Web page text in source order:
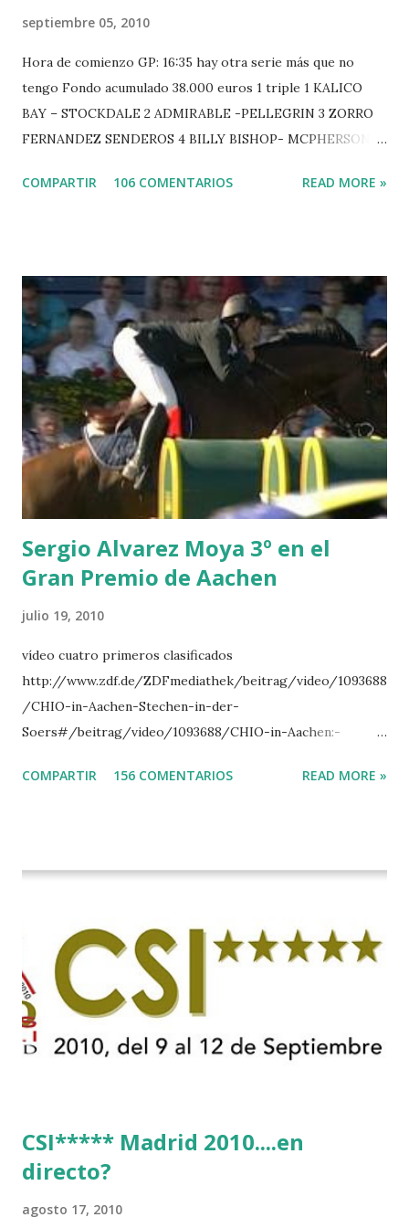
septiembre 05, 2010
Hora de comienzo GP: 16:35 hay otra serie más que no
tengo Fondo acumulado 38.000 euros 1 triple 1 KALICO
BAY – STOCKDALE 2 ADMIRABLE -PELLEGRIN 3 ZORRO
FERNANDEZ SENDEROS 4 BILLY BISHOP- MCPHERSON 5
-EPAILLARD 7 GIG AMAI M WHITAKER 8 SILVANA DU
POWER - MILLAR 5 ARMANIE -VOORN 6 QUERLYBET
HERO -LEJAUNE 7 MO CHROI - O’BRIEN 8 CARMENA Z -
BREEN 9 JALLA DE GAVIERE -RAMZY AL DUHAMI 10
NOVEL -PHILIPPAERTS 3 triple 1 LATE NIGHT -LEVY 2 K
CLUB LADY -O’CONNOR 3 QUICK STUDY - HOUGH 4
LORENZO -AHLMANN 5 L’ESPOIR -GULLIKSEN 6
TOPINAMBOUR -LEPREVOST 7 WISCONSIN 111 -MOYA 8
INTERTOY Z - BRASH 9 HERALD –CORDON 10 SELDANA
DI CAMPALTO -SHARBATLY Vuelta Triunfal... el ganador
del Gran Premio en su vuelta de honor
COMPARTIR 106 COMENTARIOS READ MORE »
Sergio Alvarez Moya 3º en el
Gran Premio de Aachen
julio 19, 2010
vídeo cuatro primeros clasificados
http://www.zdf.de/ZDFmediathek/beitrag/video/1093688
/CHIO-in-Aachen-Stechen-in-der-
Soers#/beitrag/video/1093688/CHIO-in-Aachen:-
COMPARTIR 156 COMENTARIOS READ MORE »
CSI***** Madrid 2010....en
directo?
agosto 17, 2010